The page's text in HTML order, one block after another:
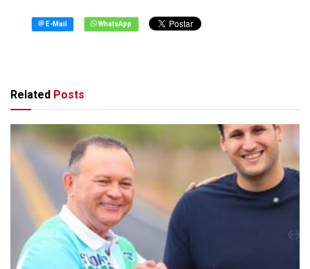
Related Posts